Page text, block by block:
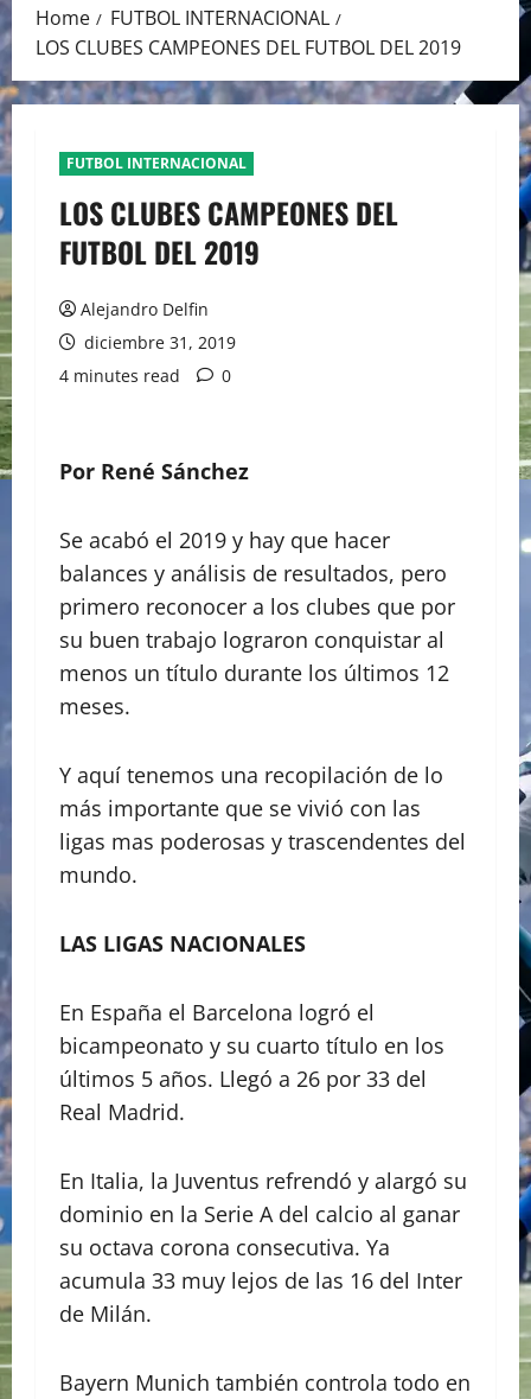
Home
FUTBOL INTERNACIONAL
LOS CLUBES CAMPEONES DEL FUTBOL DEL 2019
FUTBOL INTERNACIONAL
LOS CLUBES CAMPEONES DEL
FUTBOL DEL 2019
Alejandro Delfin
diciembre 31, 2019
4 minutes read
0
Por René Sánchez
Se acabó el 2019 y hay que hacer
balances y análisis de resultados, pero
primero reconocer a los clubes que por
su buen trabajo lograron conquistar al
menos un título durante los últimos 12
meses.
Y aquí tenemos una recopilación de lo
más importante que se vivió con las
ligas mas poderosas y trascendentes del
mundo.
LAS LIGAS NACIONALES
En España el Barcelona logró el
bicampeonato y su cuarto título en los
últimos 5 años. Llegó a 26 por 33 del
Real Madrid.
En Italia, la Juventus refrendó y alargó su
dominio en la Serie A del calcio al ganar
su octava corona consecutiva. Ya
acumula 33 muy lejos de las 16 del Inter
de Milán.
Bayern Munich también controla todo en